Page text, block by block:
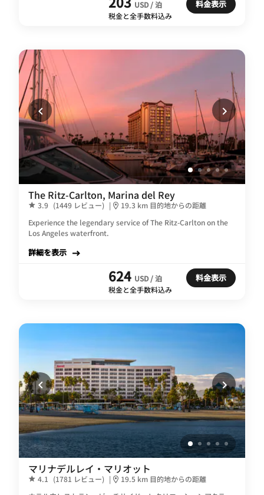
USD / 泊
税金と全手数料込み
料金表示
The Ritz-Carlton, Marina del Rey
3.9 (1449 レビュー) |
19.3 km 目的地からの距離
Experience the legendary service of The Ritz-Carlton on the
Los Angeles waterfront.
詳細を表示
624 USD / 泊
税金と全手数料込み
料金表示
マリナデルレイ・マリオット
4.1 (1781 レビュー) |
19.5 km 目的地からの距離